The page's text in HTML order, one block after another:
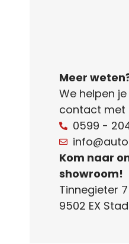
Meer
We helpen
contact met
0599 -
Kom naar
showroom!
Tinnegieter 7
9502 EX